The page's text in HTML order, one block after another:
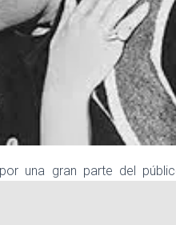
una gran parte del